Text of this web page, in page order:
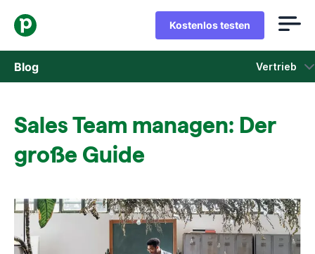
Kostenlos testen
Blog Vertrieb
Marketing
Fallstudien
In neuem Fenster öffnen
Sales Team managen: Der
große Guide